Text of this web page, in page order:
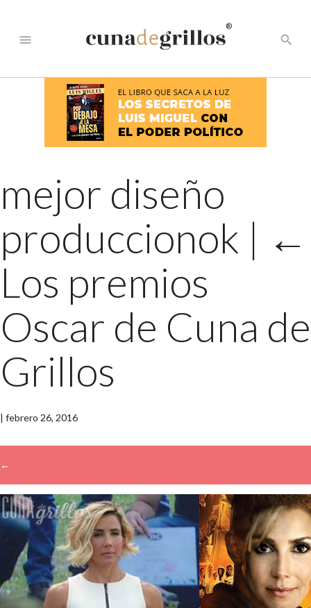
menu
®
search
mejor diseño
produccionok | ←
Los premios
Oscar de Cuna de
Grillos
| febrero 26, 2016
←